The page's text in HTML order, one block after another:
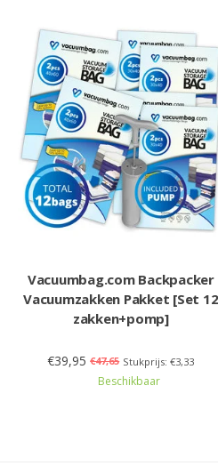
Vacuumbag.com Backpacker
Vacuumzakken Pakket [Set 12
zakken+pomp]
€39,95 €47,65 Stukprijs: €3,33
Beschikbaar